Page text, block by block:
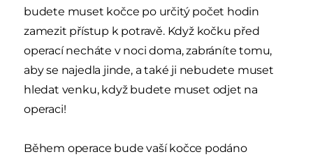
budete muset kočce po určitý počet hodin
zamezit přístup k potravě. Když kočku před
operací necháte v noci doma, zabráníte tomu,
aby se najedla jinde, a také ji nebudete muset
hledat venku, když budete muset odjet na
operaci!
Během operace bude vaší kočce podáno